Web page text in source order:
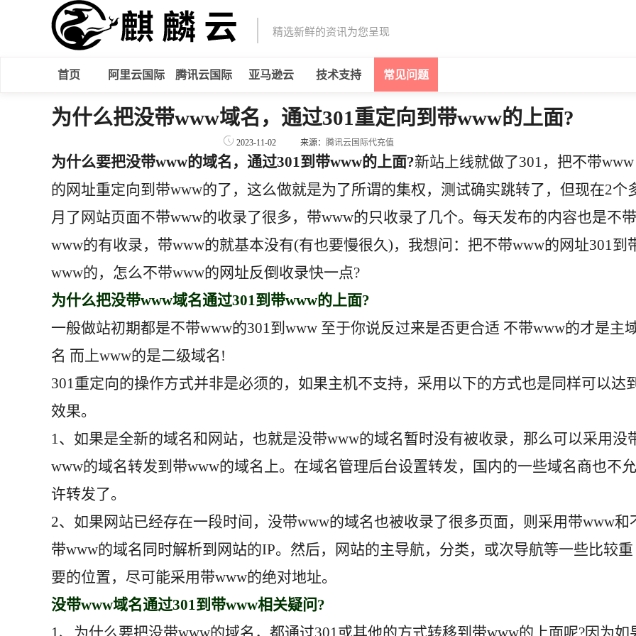
精选新鲜的资讯为您呈现
首页 阿里云国际 腾讯云国际 亚马逊云 技术支持 常见问题
为什么把没带www域名，通过301重定向到带www的上面?
2023-11-02 来源： 腾讯云国际代充值
为什么要把没带www的域名，通过301到带www的上面?新站上线就做了301，把不带www
的网址重定向到带www的了，这么做就是为了所谓的集权，测试确实跳转了，但现在2个
月了网站页面不带www的收录了很多，带www的只收录了几个。每天发布的内容也是不带
www的有收录，带www的就基本没有(有也要慢很久)，我想问：把不带www的网址301到
www的，怎么不带www的网址反倒收录快一点?
为什么把没带www域名通过301到带www的上面?
一般做站初期都是不带www的301到www 至于你说反过来是否更合适 不带www的才是主
名 而上www的是二级域名!
301重定向的操作方式并非是必须的，如果主机不支持，采用以下的方式也是同样可以达
效果。
1、如果是全新的域名和网站，也就是没带www的域名暂时没有被收录，那么可以采用没
www的域名转发到带www的域名上。在域名管理后台设置转发，国内的一些域名商也不允
许转发了。
2、如果网站已经存在一段时间，没带www的域名也被收录了很多页面，则采用带www和
带www的域名同时解析到网站的IP。然后，网站的主导航，分类，或次导航等一些比较重
要的位置，尽可能采用带www的绝对地址。
没带www域名通过301到带www相关疑问?
1、为什么要把没带www的域名，都通过301或其他的方式转移到带www的上面呢?因为如